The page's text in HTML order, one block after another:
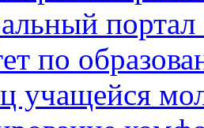
портал
по
учащейся